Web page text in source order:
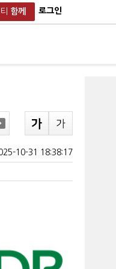
함께 로그인
10-31 18:38:17